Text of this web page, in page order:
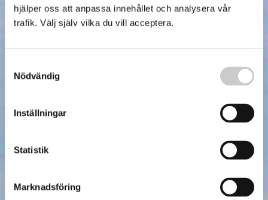
hjälper oss att anpassa innehållet och analysera vår
trafik. Välj själv vilka du vill acceptera.
Nödvändig
Inställningar
Statistik
Marknadsföring